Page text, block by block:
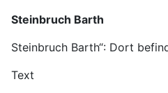
Steinbruch Barth
Steinbruch Barth“: Dort
Text